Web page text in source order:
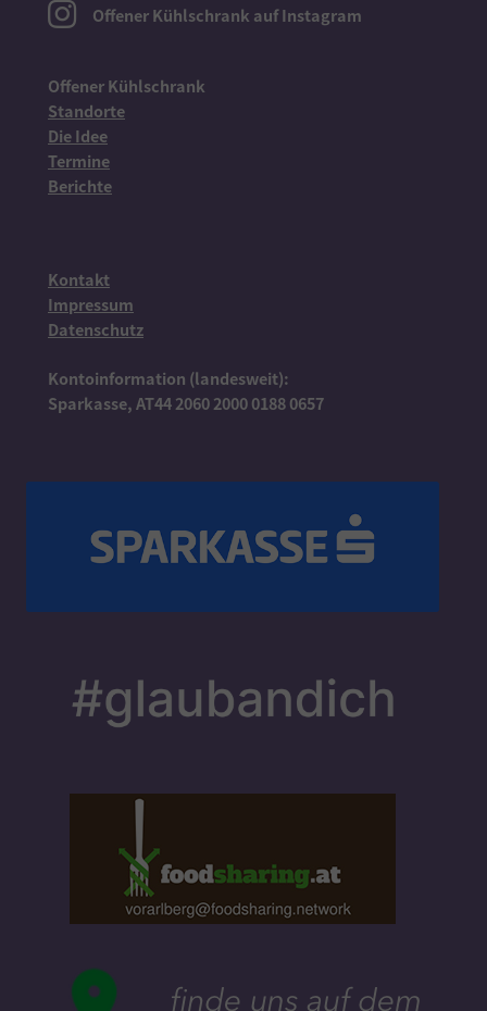
Offener Kühlschrank auf Instagram
Offener Kühlschrank
Standorte
Die Idee
Termine
Berichte
Kontakt
Impressum
Datenschutz
Kontoinformation (landesweit):
Sparkasse, AT44 2060 2000 0188 0657